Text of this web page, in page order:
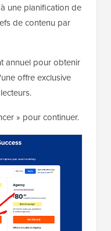
une planification de
de contenu par
annuel pour obtenir
offre exclusive
» pour continuer.